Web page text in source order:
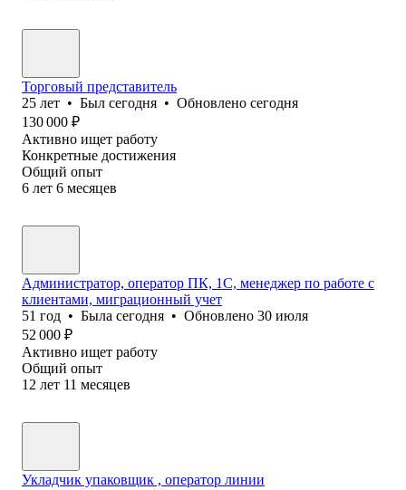
Торговый представитель
25 лет • Был сегодня • Обновлено сегодня
130 000 ₽
Активно ищет работу
Конкретные достижения
Общий опыт
6 лет 6 месяцев
Администратор, оператор ПК, 1С, менеджер по работе с
клиентами, миграционный учет
51 год • Была сегодня • Обновлено 30 июля
52 000 ₽
Активно ищет работу
Общий опыт
12 лет 11 месяцев
Укладчик упаковщик , оператор линии